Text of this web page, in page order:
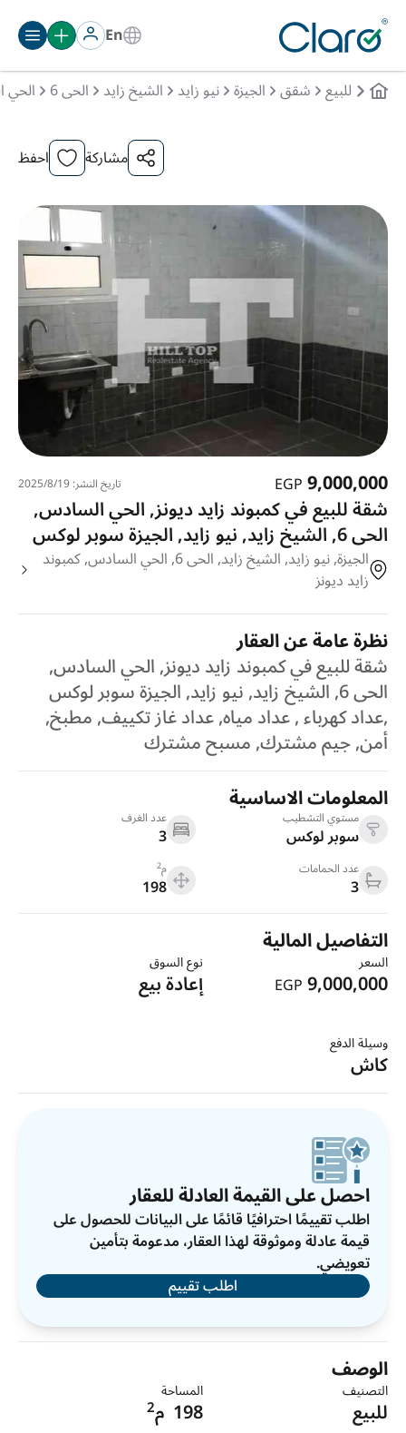
En
للبيع شقق الجيزة نيو زايد الشيخ زايد الحى 6
مشاركة احفظ
9,000,000
EGP تاريخ النشر: 19‏‏/8‏‏/2025
شقة للبيع في كمبوند زايد ديونز, الحي السادس,
الحى 6, الشيخ زايد, نيو زايد, الجيزة سوبر لوكس
الجيزة, نيو زايد, الشيخ زايد, الحى 6, الحي السادس, كمبوند
زايد ديونز
نظرة عامة عن العقار
شقة للبيع في كمبوند زايد ديونز, الحي السادس,
الحى 6, الشيخ زايد, نيو زايد, الجيزة سوبر لوكس
,عداد كهرباء , عداد مياه, عداد غاز تكييف, مطبخ,
أمن, جيم مشترك, مسبح مشترك
المعلومات الاساسية
مستوي التشطيب
سوبر لوكس
عدد الغرف
3
عدد الحمامات
3
م2
198
التفاصيل المالية
السعر
9,000,000
EGP
نوع السوق
إعادة بيع
وسيلة الدفع
كاش
احصل على القيمة العادلة للعقار
اطلب تقييمًا احترافيًا قائمًا على البيانات للحصول على
قيمة عادلة وموثوقة لهذا العقار، مدعومة بتأمين
تعويضي.
اطلب تقييم
الوصف
التصنيف
للبيع
المساحة
198 م2